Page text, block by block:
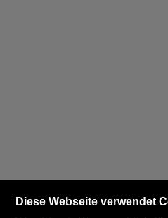
Diese Webseite verwendet